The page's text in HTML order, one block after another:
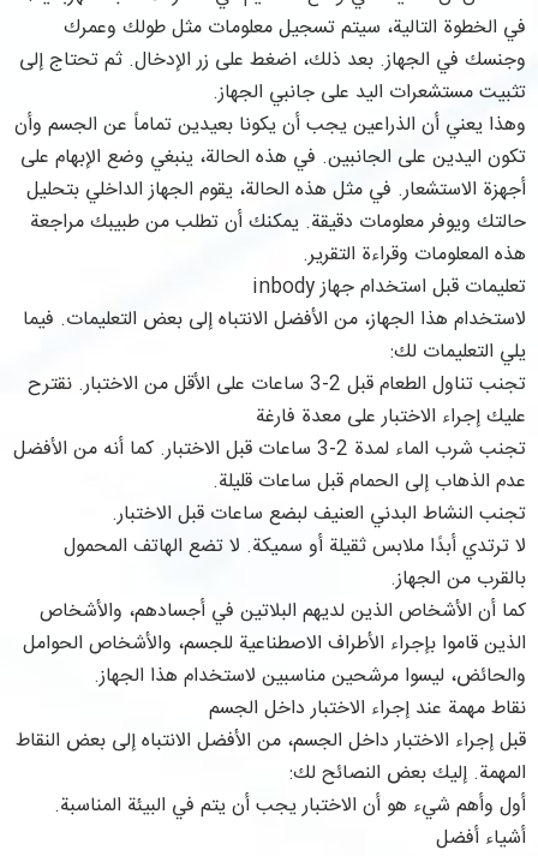
في الخطوة التالية، سيتم تسجيل معلومات مثل طولك وعمرك
وجنسك في الجهاز. بعد ذلك، اضغط على زر الإدخال. ثم تحتاج إلى
تثبيت مستشعرات اليد على جانبي الجهاز.
وهذا يعني أن الذراعين يجب أن يكونا بعيدين تماماً عن الجسم وأن
تكون اليدين على الجانبين. في هذه الحالة، ينبغي وضع الإبهام على
أجهزة الاستشعار. في مثل هذه الحالة، يقوم الجهاز الداخلي بتحليل
حالتك ويوفر معلومات دقيقة. يمكنك أن تطلب من طبيبك مراجعة
هذه المعلومات وقراءة التقرير.
تعليمات قبل استخدام جهاز inbody
لاستخدام هذا الجهاز، من الأفضل الانتباه إلى بعض التعليمات. فيما
يلي التعليمات لك:
تجنب تناول الطعام قبل 2-3 ساعات على الأقل من الاختبار. نقترح
عليك إجراء الاختبار على معدة فارغة
تجنب شرب الماء لمدة 2-3 ساعات قبل الاختبار. كما أنه من الأفضل
عدم الذهاب إلى الحمام قبل ساعات قليلة.
تجنب النشاط البدني العنيف لبضع ساعات قبل الاختبار.
لا ترتدي أبدًا ملابس ثقيلة أو سميكة. لا تضع الهاتف المحمول
بالقرب من الجهاز. ‌
كما أن الأشخاص الذين لديهم البلاتين في أجسادهم، والأشخاص
الذين قاموا بإجراء الأطراف الاصطناعية للجسم، والأشخاص الحوامل
والحائض، ليسوا مرشحين مناسبين لاستخدام هذا الجهاز.
نقاط مهمة عند إجراء الاختبار داخل الجسم
قبل إجراء الاختبار داخل الجسم، من الأفضل الانتباه إلى بعض النقاط
المهمة. إليك بعض النصائح لك:
أول وأهم شيء هو أن الاختبار يجب أن يتم في البيئة المناسبة.
أشياء أفضل